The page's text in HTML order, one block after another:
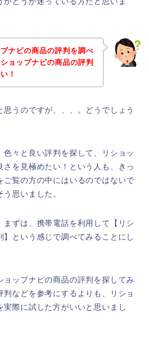
ナビの商品の評判を調べ
ョップナビの商品の評判
！
思うのですが、、、。どうでしょう
色々と良い評判を探して、リショッ
さを見極めたい！という人も、きっ
ご覧の方の中にはいるのではないで
う思いました。
まずは、携帯電話を利用して【リシ
という感じで調べてみることにし
ョップナビの商品の評判を探してみ
判などを参考にするよりも、リショ
実際に試した方がいいと思いまし